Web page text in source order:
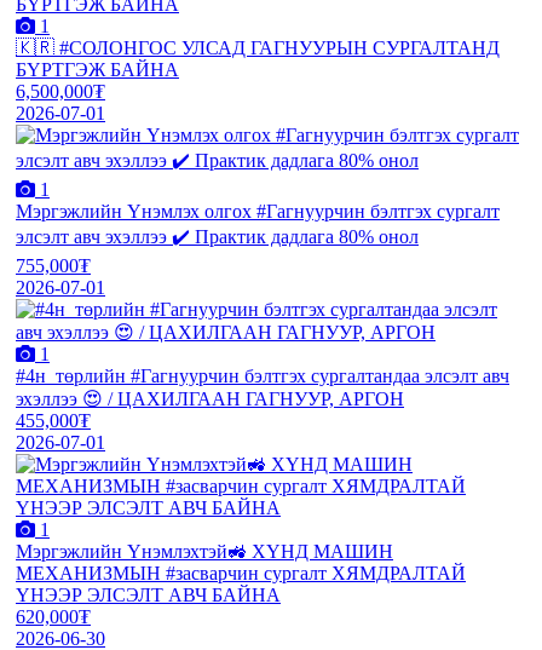
1
🇰🇷 #СОЛОНГОС УЛСАД ГАГНУУРЫН СУРГАЛТАНД
БҮРТГЭЖ БАЙНА
6,500,000₮
2026-07-01
1
Мэргэжлийн Үнэмлэх олгох #Гагнуурчин бэлтгэх сургалт
элсэлт авч эхэллээ ✔️ Практик дадлага 80% онол
755,000₮
2026-07-01
1
#4н_төрлийн #Гагнуурчин бэлтгэх сургалтандаа элсэлт авч
эхэллээ 😍 / ЦАХИЛГААН ГАГНУУР, АРГОН
455,000₮
2026-07-01
1
Мэргэжлийн Үнэмлэхтэй🚜 ХҮНД МАШИН
МЕХАНИЗМЫН #засварчин сургалт ХЯМДРАЛТАЙ
ҮНЭЭР ЭЛСЭЛТ АВЧ БАЙНА
620,000₮
2026-06-30